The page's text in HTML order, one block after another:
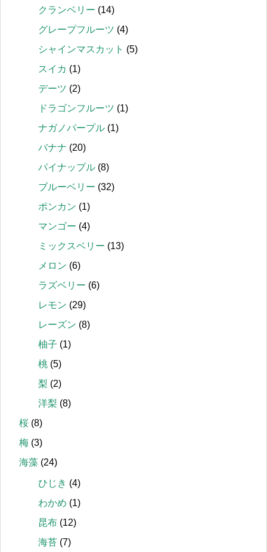
クランベリー (14)
グレープフルーツ (4)
シャインマスカット (5)
スイカ (1)
デーツ (2)
ドラゴンフルーツ (1)
ナガノパープル (1)
バナナ (20)
パイナップル (8)
ブルーベリー (32)
ポンカン (1)
マンゴー (4)
ミックスベリー (13)
メロン (6)
ラズベリー (6)
レモン (29)
レーズン (8)
柚子 (1)
桃 (5)
梨 (2)
洋梨 (8)
桜 (8)
梅 (3)
海藻 (24)
ひじき (4)
わかめ (1)
昆布 (12)
海苔 (7)